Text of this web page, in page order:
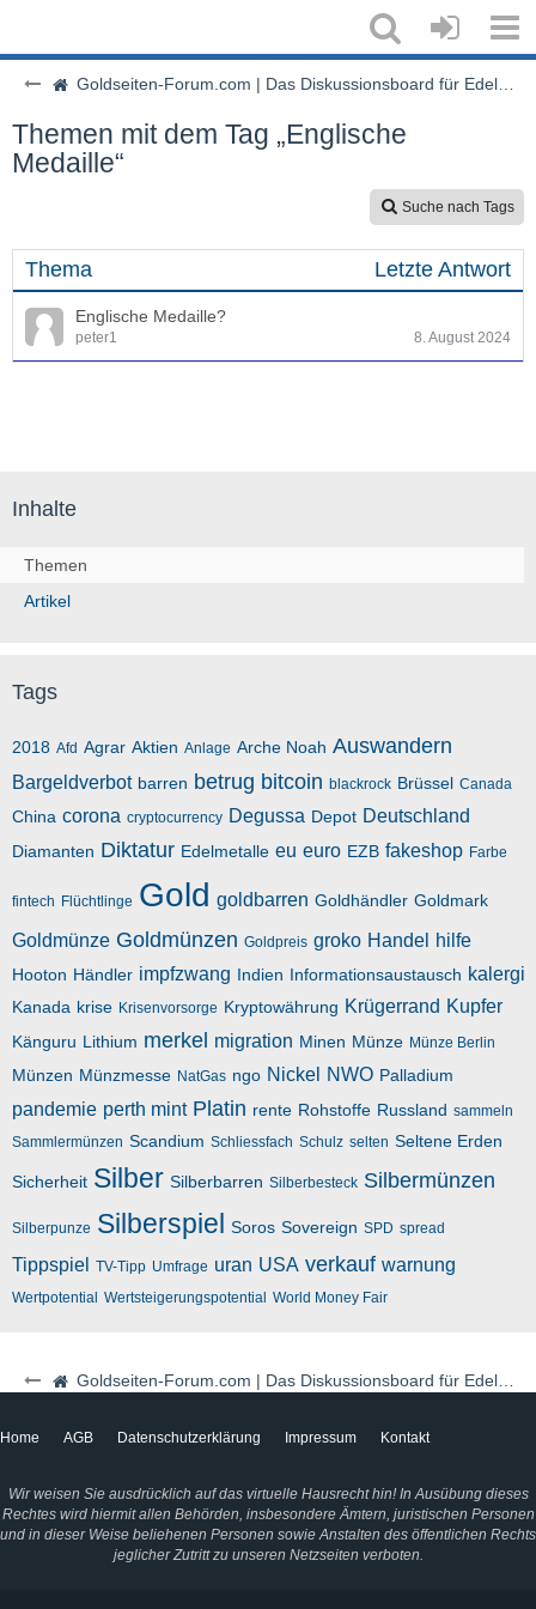
Goldseiten-Forum.com | Das Diskussionsboard für Edelmetalle & Rohstoffe
Goldseiten-Forum.com | Das Diskussionsboard für Edelmetalle & Rohstoffe
Themen mit dem Tag „Englische
Medaille“
Suche nach Tags
Thema Letzte Antwort
Englische Medaille?
peter1 8. August 2024
Inhalte
Themen
Artikel
Tags
2018 Afd Agrar Aktien Anlage Arche Noah Auswandern
Bargeldverbot barren betrug bitcoin blackrock Brüssel Canada
China corona cryptocurrency Degussa Depot Deutschland
Diamanten Diktatur Edelmetalle eu euro EZB fakeshop Farbe
fintech Flüchtlinge Gold goldbarren Goldhändler Goldmark
Goldmünze Goldmünzen Goldpreis groko Handel hilfe
Hooton Händler impfzwang Indien Informationsaustausch kalergi
Kanada krise Krisenvorsorge Kryptowährung Krügerrand Kupfer
Känguru Lithium merkel migration Minen Münze Münze Berlin
Münzen Münzmesse NatGas ngo Nickel NWO Palladium
pandemie perth mint Platin rente Rohstoffe Russland sammeln
Sammlermünzen Scandium Schliessfach Schulz selten Seltene Erden
Sicherheit Silber Silberbarren Silberbesteck Silbermünzen
Silberpunze Silberspiel Soros Sovereign SPD spread
Tippspiel TV-Tipp Umfrage uran USA verkauf warnung
Wertpotential Wertsteigerungspotential World Money Fair
Home AGB Datenschutzerklärung Impressum Kontakt
Wir weisen Sie ausdrücklich auf das virtuelle Hausrecht hin! In Ausübung dieses
Rechtes wird hiermit allen Behörden, insbesondere Ämtern, juristischen Personen
und in dieser Weise beliehenen Personen sowie Anstalten des öffentlichen Rechts
jeglicher Zutritt zu unseren Netzseiten verboten.